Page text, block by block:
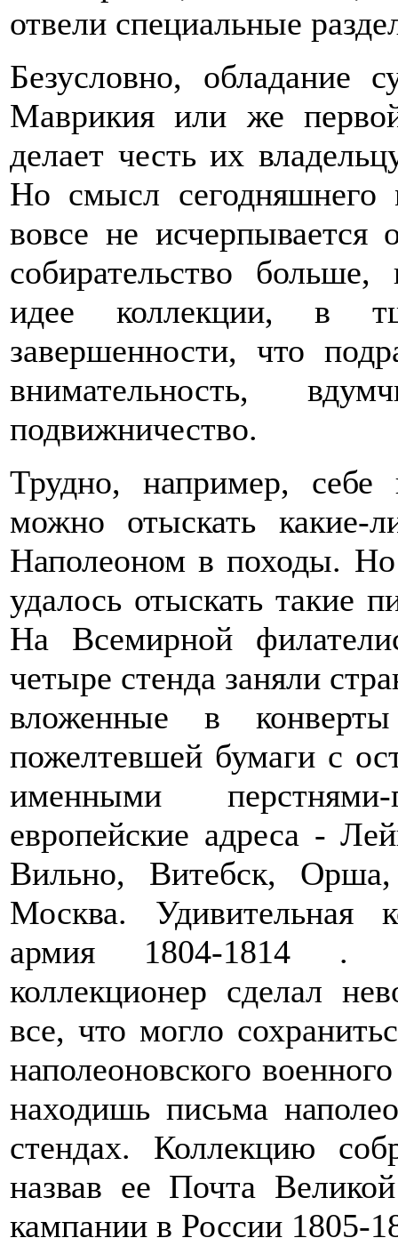
отвели специальные
Безусловно, обладание
Маврикия или же
делает честь их
Но смысл сегодняшнего
вовсе не исчерпывается
собирательство
идее коллекции, в
завершенности, что
внимательность,
подвижничество.
Трудно, например,
можно отыскать какие-
Наполеоном в походы.
удалось отыскать такие
На Всемирной
четыре стенда заняли
вложенные в
пожелтевшей бумаги с
именными
европейские адреса -
Вильно, Витебск,
Москва. Удивительная
армия 1804-1814 .
коллекционер сделал
все, что могло
наполеоновского
находишь письма
стендах. Коллекцию
назвав ее Почта
кампании в России 1805-